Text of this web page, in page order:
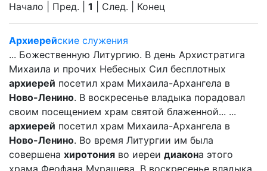
Начало | Пред. | 1 | След. | Конец
Архиерейские служения
... Божественную Литургию. В день Архистратига
Михаила и прочих Небесных Сил бесплотных
архиерей посетил храм Михаила-Архангела в
Ново-Ленино. В воскресенье владыка порадовал
своим посещением храм святой блаженной... ...
архиерей посетил храм Михаила-Архангела в
Ново-Ленино. Во время Литургии им была
совершена хиротония во иереи диакона этого
храма Феофана Мурашева. В воскресенье владыка